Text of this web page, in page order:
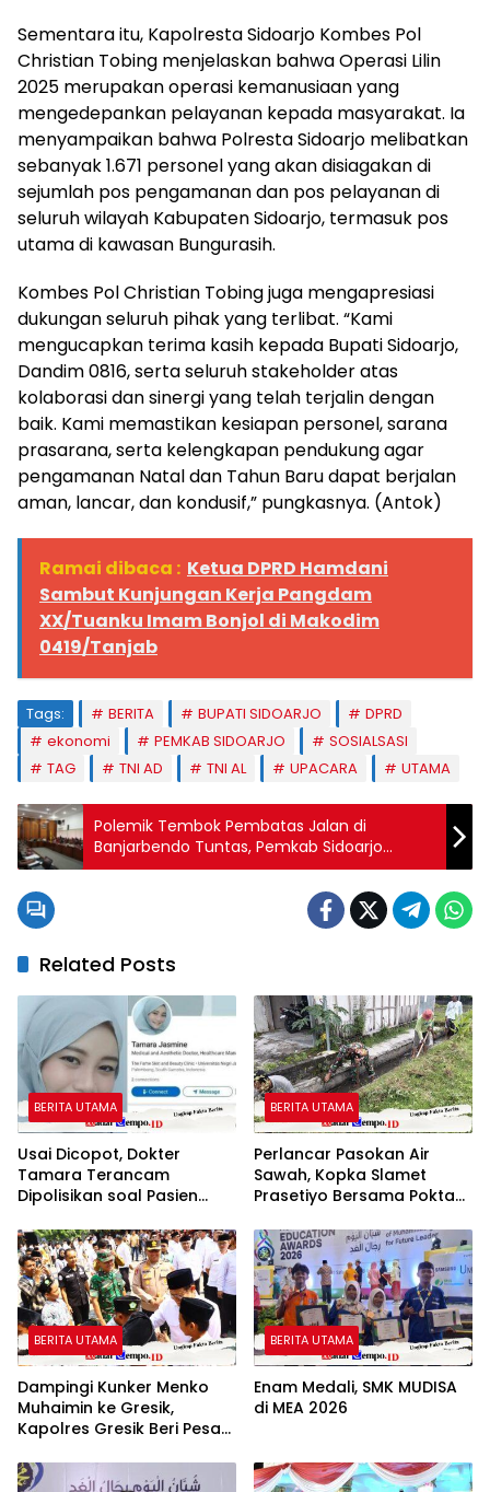
Sementara itu, Kapolresta Sidoarjo Kombes Pol
Christian Tobing menjelaskan bahwa Operasi Lilin
2025 merupakan operasi kemanusiaan yang
mengedepankan pelayanan kepada masyarakat. Ia
menyampaikan bahwa Polresta Sidoarjo melibatkan
sebanyak 1.671 personel yang akan disiagakan di
sejumlah pos pengamanan dan pos pelayanan di
seluruh wilayah Kabupaten Sidoarjo, termasuk pos
utama di kawasan Bungurasih.
Kombes Pol Christian Tobing juga mengapresiasi
dukungan seluruh pihak yang terlibat. “Kami
mengucapkan terima kasih kepada Bupati Sidoarjo,
Dandim 0816, serta seluruh stakeholder atas
kolaborasi dan sinergi yang telah terjalin dengan
baik. Kami memastikan kesiapan personel, sarana
prasarana, serta kelengkapan pendukung agar
pengamanan Natal dan Tahun Baru dapat berjalan
aman, lancar, dan kondusif,” pungkasnya. (Antok)
Ramai dibaca : Ketua DPRD Hamdani
Sambut Kunjungan Kerja Pangdam
XX/Tuanku Imam Bonjol di Makodim
0419/Tanjab
Tags: BERITA BUPATI SIDOARJO
DPRD
ekonomi
PEMKAB SIDOARJO
SOSIALSASI
TAG
TNI AD TNI AL UPACARA UTAMA
Polemik Tembok Pembatas Jalan di
Banjarbendo Tuntas, Pemkab Sidoarjo
Putuskan Integrasi Jalan
Related Posts
BERITA UTAMA
Usai Dicopot, Dokter
Tamara Terancam
Dipolisikan soal Pasien
BERITA UTAMA
Perlancar Pasokan Air
Sawah, Kopka Slamet
Prasetiyo Bersama Poktan
Parit Irigasi
BERITA UTAMA
Dampingi Kunker Menko
Muhaimin ke Gresik,
Kapolres Gresik Beri Pesan
BERITA UTAMA
Enam Medali, SMK MUDISA
di MEA 2026